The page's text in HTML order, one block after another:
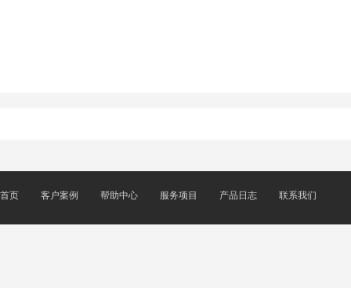
首页 客户案例 帮助中心 服务项目 产品日志 联系我们